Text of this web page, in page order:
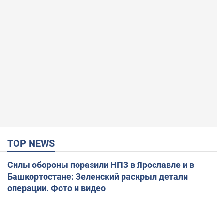
TOP NEWS
Силы обороны поразили НПЗ в Ярославле и в
Башкортостане: Зеленский раскрыл детали
операции. Фото и видео